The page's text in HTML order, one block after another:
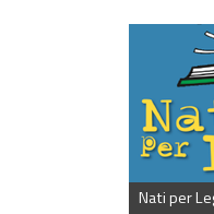
Nati per
https://